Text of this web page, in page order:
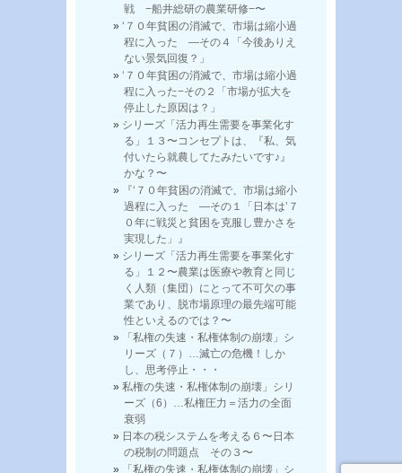
戦 −船井総研の農業研修−〜
‘７０年貧困の消滅で、市場は縮小過
程に入った —その４「今後ありえ
ない景気回復？」
‘７０年貧困の消滅で、市場は縮小過
程に入った−その２「市場が拡大を
停止した原因は？」
シリーズ「活力再生需要を事業化す
る」１３〜コンセプトは、『私、気
付いたら就農してたみたいです♪』
かな？〜
『‘７０年貧困の消滅で、市場は縮小
過程に入った —その１「日本は’７
０年に戦災と貧困を克服し豊かさを
実現した」』
シリーズ「活力再生需要を事業化す
る」１２〜農業は医療や教育と同じ
く人類（集団）にとって不可欠の事
業であり、脱市場原理の最先端可能
性といえるのでは？〜
「私権の失速・私権体制の崩壊」シ
リーズ（７）…滅亡の危機！しか
し、思考停止・・・
私権の失速・私権体制の崩壊」シリ
ーズ（6）…私権圧力＝活力の全面
衰弱
日本の税システムを考える６〜日本
の税制の問題点 その３〜
「私権の失速・私権体制の崩壊」シ